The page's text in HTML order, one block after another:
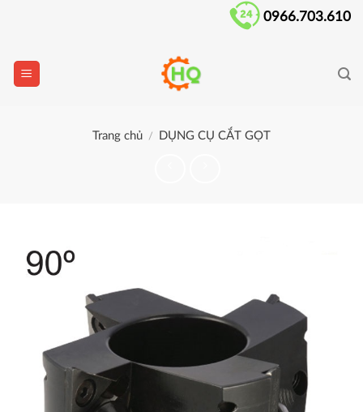
0966.703.610
Trang chủ / DỤNG CỤ CẮT GỌT